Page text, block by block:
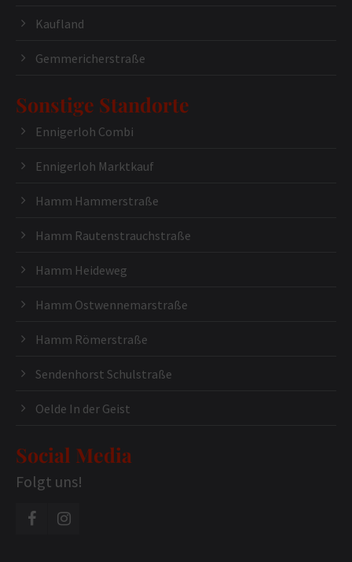
Kaufland
Gemmericherstraße
Sonstige Standorte
Ennigerloh Combi
Ennigerloh Marktkauf
Hamm Hammerstraße
Hamm Rautenstrauchstraße
Hamm Heideweg
Hamm Ostwennemarstraße
Hamm Römerstraße
Sendenhorst Schulstraße
Oelde In der Geist
Social Media
Folgt uns!